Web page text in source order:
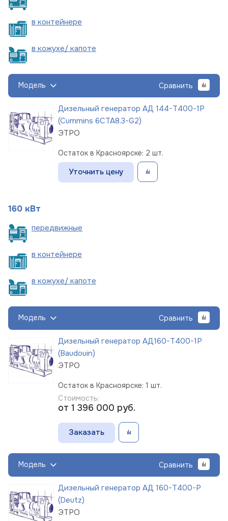
в контейнере
в кожухе/ капоте
Модель Сравнить
Дизельный генератор АД 144-Т400-1Р
(Cummins 6CTA8.3-G2)
ЭТРО
Остаток в Красноярске: 2 шт.
Уточнить цену
160 кВт
передвижные
в контейнере
в кожухе/ капоте
Модель Сравнить
Дизельный генератор АД160-Т400-1Р
(Baudouin)
ЭТРО
Остаток в Красноярске: 1 шт.
Стоимость:
от 1 396 000 руб.
Заказать
Модель Сравнить
Дизельный генератор АД 160-Т400-Р
(Deutz)
ЭТРО